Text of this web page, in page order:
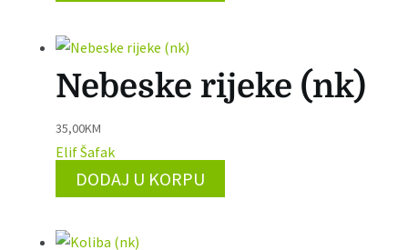
Nebeske rijeke (nk)
35,00KM
Elif Šafak
DODAJ U KORPU